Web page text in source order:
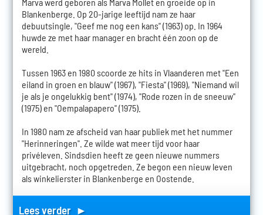
Marva werd geboren als Marva Mollet en groeide op in
Blankenberge. Op 20-jarige leeftijd nam ze haar
debuutsingle, "Geef me nog een kans" (1963) op. In 1964
huwde ze met haar manager en bracht één zoon op de
wereld.
Tussen 1963 en 1980 scoorde ze hits in Vlaanderen met "Een
eiland in groen en blauw" (1967), "Fiesta" (1969), "Niemand wil
je als je ongelukkig bent" (1974), "Rode rozen in de sneeuw"
(1975) en "Oempalapapero" (1975).
In 1980 nam ze afscheid van haar publiek met het nummer
"Herinneringen". Ze wilde wat meer tijd voor haar
privéleven. Sindsdien heeft ze geen nieuwe nummers
uitgebracht, noch opgetreden. Ze begon een nieuw leven
als winkelierster in Blankenberge en Oostende.
Lees verder ►